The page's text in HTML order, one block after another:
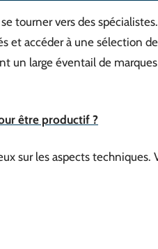
tourner vers des
et accéder à une sélection
un large éventail de
être productif ?
sur les aspects techniques.